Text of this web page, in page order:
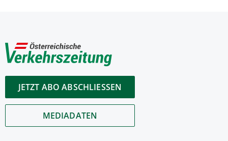
JETZT ABO ABSCHLIESSEN
MEDIADATEN